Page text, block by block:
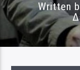
Written